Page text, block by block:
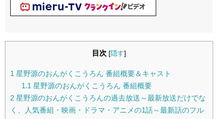
目次 [隠す]
1 星野源のおんがくこうろん 番組概要＆キャスト
1.1星野源のおんがくこうろん 番組概要
2 星野源のおんがくこうろんの過去放送～最新放送だけでな
く、人気番組・映画・ドラマ・アニメの1話～最新話のフル